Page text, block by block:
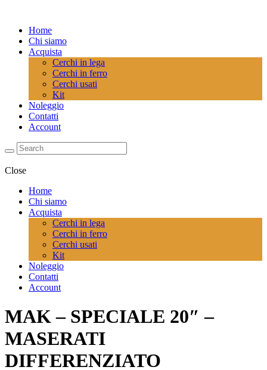
Home
Chi siamo
Acquista
Cerchi in lega
Cerchi in ferro
Cerchi usati
Kit
Noleggio
Contatti
Account
Close
Home
Chi siamo
Acquista
Cerchi in lega
Cerchi in ferro
Cerchi usati
Kit
Noleggio
Contatti
Account
MAK – SPECIALE 20″ –
MASERATI
DIFFERENZIATO